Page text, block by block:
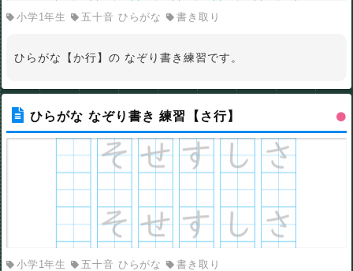
小学1年生 五十音 ひらがな 書き取り
ひらがな【か行】の なぞり書き練習です。
ひらがな なぞり書き 練習【さ行】
小学1年生 五十音 ひらがな 書き取り